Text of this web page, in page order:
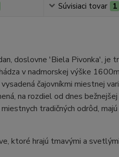
Súvisiaci tovar 1
doslovne 'Biela Pivonka', je
v nadmorskej výške
čajovníkmi miestnej
na rozdiel od dnes
tradičných odrôd,
ktoré hrajú tmavými a